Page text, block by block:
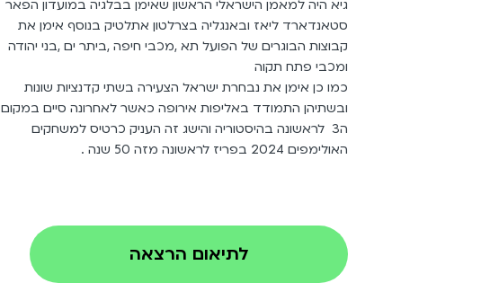
לתיאום הרצאה
גיא היה למאמן הישראלי הראשון שאימן בבלגיה במועדון הפאר
סטאנדארד ליאז ובאנגליה בצרלטון אתלטיק בנוסף אימן את
קבוצות הבוגרים של הפועל תא ,מכבי חיפה ,ביתר ים ,בני יהודה
ומכבי פתח תקוה
כמו כן אימן את נבחרת ישראל הצעירה בשתי קדנציות שונות
ובשתיהן התמודד באליפות אירופה כאשר לאחרונה סיים במקום
ה3 לראשונה בהיסטוריה והישג זה העניק כרטיס למשחקים
האולימפים 2024 בפריז לראשונה מזה 50 שנה .